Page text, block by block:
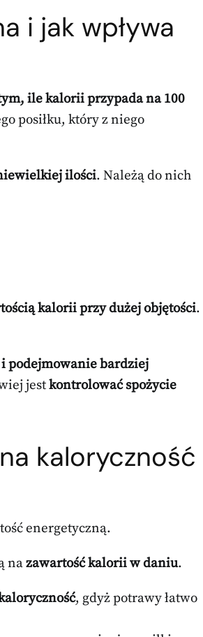
i jak wpływa
ile kalorii przypada na 100
posiłku, który z niego
ilości. Należą do nich
kalorii przy dużej objętości.
podejmowanie bardziej
jestkontrolować spożycie
kaloryczność
energetyczną.
nazawartość kalorii w daniu.
, gdyż potrawy łatwo